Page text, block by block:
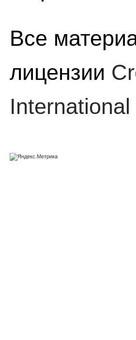
Все
лицензии
International